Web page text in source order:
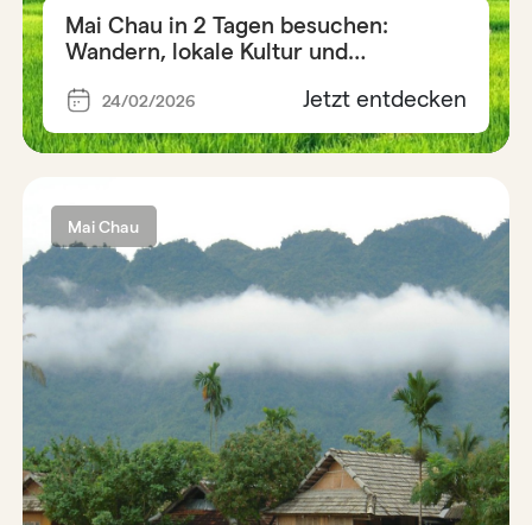
Mai Chau in 2 Tagen besuchen:
Wandern, lokale Kultur und
24/02/2026 Jetzt entdecken
Mai Chau